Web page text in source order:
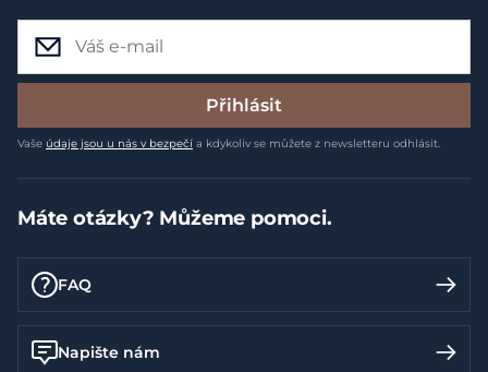
Přihlásit
Vaše údaje jsou u nás v bezpečí a kdykoliv se můžete z newsletteru odhlásit.
Máte otázky? Můžeme pomoci.
FAQ
Napište nám